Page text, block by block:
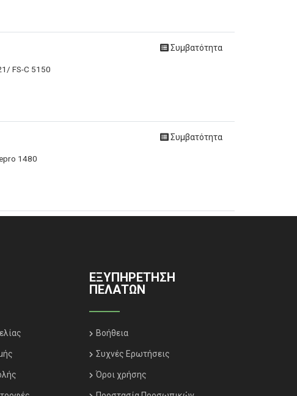
FS-C 5150
Συμβατότητα
1480
Συμβατότητα
ΕΞΥΠΗΡΈΤΗΣΗ
ΠΕΛΑΤΏΝ
Βοήθεια
Συχνές Ερωτήσεις
Όροι χρήσης